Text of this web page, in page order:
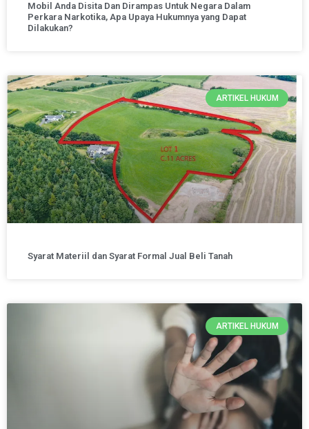
Mobil Anda Disita Dan Dirampas Untuk Negara Dalam
Perkara Narkotika, Apa Upaya Hukumnya yang Dapat
Dilakukan?
ARTIKEL HUKUM
Syarat Materiil dan Syarat Formal Jual Beli Tanah
ARTIKEL HUKUM